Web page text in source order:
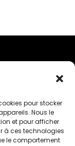
pour stocker
Nous le
et pour afficher
à ces technologies
le comportement